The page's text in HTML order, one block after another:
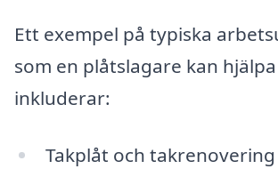
Ett exempel på typiska
som en plåtslagare kan
inkluderar:
Takplåt och takrenovering